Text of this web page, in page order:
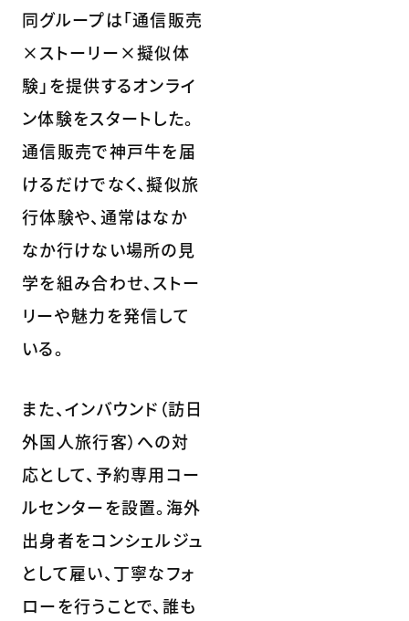
同グループは「通信販売
×ストーリー×擬似体
験」を提供するオンライ
ン体験をスタートした。
通信販売で神戸牛を届
けるだけでなく、擬似旅
行体験や、通常はなか
なか行けない場所の見
学を組み合わせ、ストー
リーや魅力を発信して
いる。
また、インバウンド（訪日
外国人旅行客）への対
応として、予約専用コー
ルセンターを設置。海外
出身者をコンシェルジュ
として雇い、丁寧なフォ
ローを行うことで、誰も